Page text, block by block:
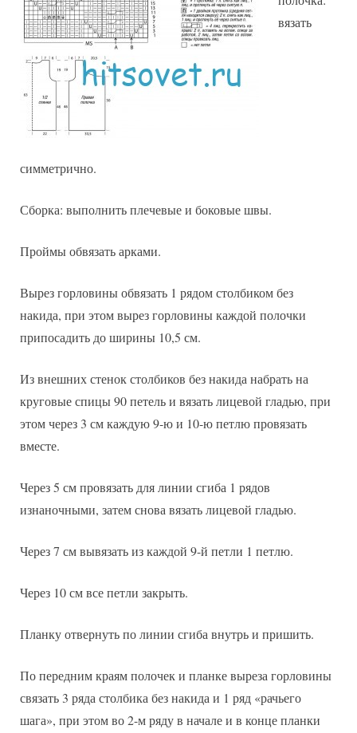
вязать
симметрично.
Сборка: выполнить плечевые и боковые швы.
Проймы обвязать арками.
Вырез горловины обвязать 1 рядом столбиком без
накида, при этом вырез горловины каждой полочки
припосадить до ширины 10,5 см.
Из внешних стенок столбиков без накида набрать на
круговые спицы 90 петель и вязать лицевой гладью, при
этом через 3 см каждую 9-ю и 10-ю петлю провязать
вместе.
Через 5 см провязать для линии сгиба 1 рядов
изнаночными, затем снова вязать лицевой гладью.
Через 7 см вывязать из каждой 9-й петли 1 петлю.
Через 10 см все петли закрыть.
Планку отвернуть по линии сгиба внутрь и пришить.
По передним краям полочек и планке выреза горловины
связать 3 ряда столбика без накида и 1 ряд «рачьего
шага», при этом во 2-м ряду в начале и в конце планки